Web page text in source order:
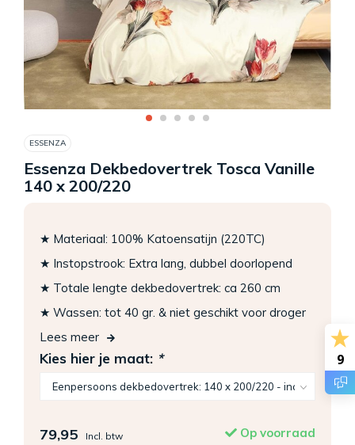
ESSENZA
Essenza Dekbedovertrek Tosca Vanille
140 x 200/220
★ Materiaal: 100% Katoensatijn (220TC)
★ Instopstrook: Extra lang, dubbel doorlopend
★ Totale lengte dekbedovertrek: ca 260 cm
★ Wassen: tot 40 gr. & niet geschikt voor droger
Lees meer
Kies hier je maat: *
79,95 Incl. btw Op voorraad
9